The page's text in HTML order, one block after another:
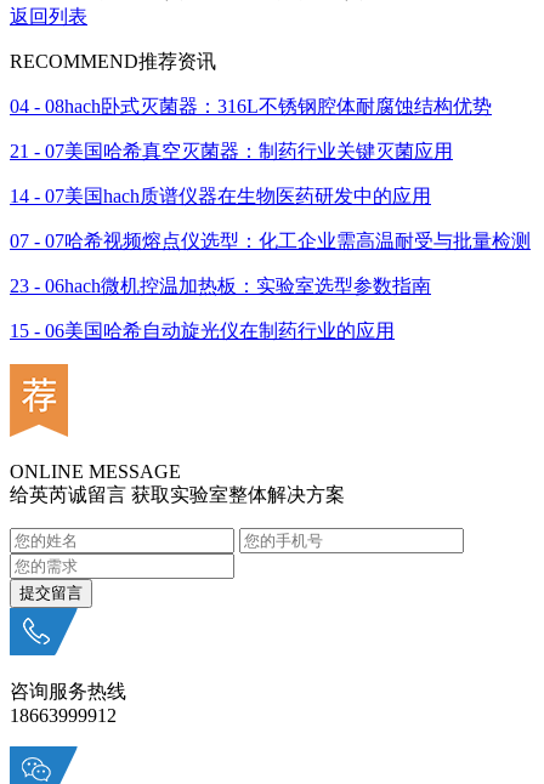
返回列表
RECOMMEND推荐资讯
04 - 08hach卧式灭菌器：316L不锈钢腔体耐腐蚀结构优势
21 - 07美国哈希真空灭菌器：制药行业关键灭菌应用
14 - 07美国hach质谱仪器在生物医药研发中的应用
07 - 07哈希视频熔点仪选型：化工企业需高温耐受与批量检测
23 - 06hach微机控温加热板：实验室选型参数指南
15 - 06美国哈希自动旋光仪在制药行业的应用
ONLINE MESSAGE
给英芮诚留言 获取实验室整体解决方案
咨询服务热线
18663999912